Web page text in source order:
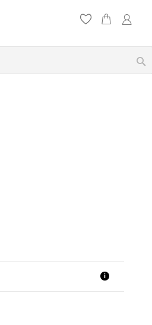
i